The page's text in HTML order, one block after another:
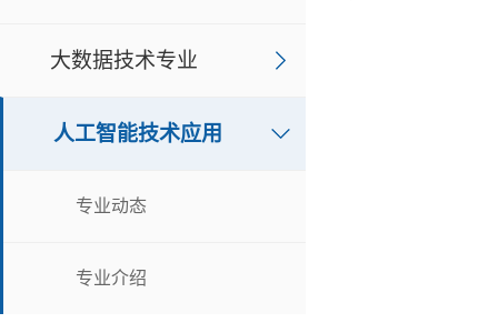
大数据技术专业
人工智能技术应用
专业动态
专业介绍